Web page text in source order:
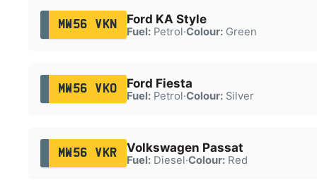
MW56 VKN Ford KA Style
Fuel:Petrol·Colour:Green
MW56 VKO Ford Fiesta
Fuel:Petrol·Colour:Silver
MW56 VKR Volkswagen Passat
Fuel:Diesel·Colour:Red